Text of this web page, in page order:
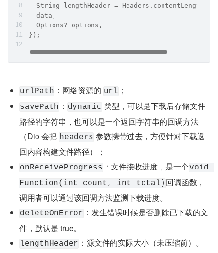
String lengthHeader =
  data,
  Options? options,
});
urlPath ：网络资源的 url ；
savePath ： dynamic 类型，可以是下载后存储文件
路径的字符串，也可以是一个返回字符串的回调方法
（Dio 会把 headers 参数携带过去，方便针对下载返
回内容构建文件路径）；
onReceiveProgress ：文件接收进度，是一个void
Function(int count, int total) 回调函数，
调用者可以通过该回调方法监测下载进度。
deleteOnError ：发生错误时候是否删除已下载的文
件，默认是 true。
lengthHeader ：源文件的实际大小（未压缩前）。